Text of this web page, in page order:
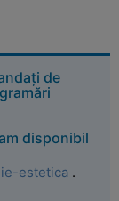
de
disponibil
estetica .